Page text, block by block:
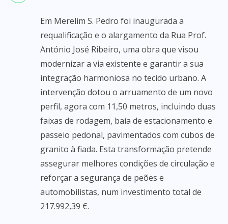
Em Merelim S. Pedro foi inaugurada a
requalificação e o alargamento da Rua Prof.
António José Ribeiro, uma obra que visou
modernizar a via existente e garantir a sua
integração harmoniosa no tecido urbano. A
intervenção dotou o arruamento de um novo
perfil, agora com 11,50 metros, incluindo duas
faixas de rodagem, baía de estacionamento e
passeio pedonal, pavimentados com cubos de
granito à fiada. Esta transformação pretende
assegurar melhores condições de circulação e
reforçar a segurança de peões e
automobilistas, num investimento total de
217.992,39 €.